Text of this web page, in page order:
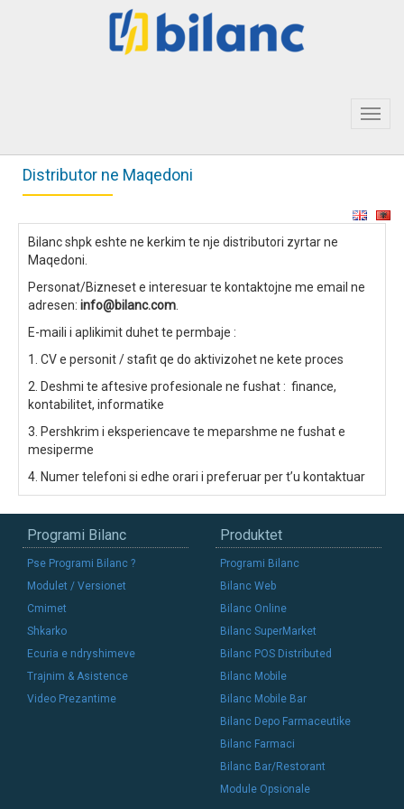
Distributor ne Maqedoni
Bilanc shpk eshte ne kerkim te nje distributori zyrtar ne
Maqedoni.
Personat/Bizneset e interesuar te kontaktojne me email ne
adresen: info@bilanc.com
E-maili i aplikimit duhet te permbaje :
1. CV e personit / stafit qe do aktivizohet ne kete proces
2. Deshmi te aftesive profesionale ne fushat : finance,
kontabilitet, informatike
3. Pershkrim i eksperiencave te meparshme ne fushat e
mesiperme
4. Numer telefoni si edhe orari i preferuar per t’u kontaktuar
Programi Bilanc
Pse Programi Bilanc ?
Modulet / Versionet
Cmimet
Shkarko
Ecuria e ndryshimeve
Trajnim & Asistence
Video Prezantime
Produktet
Programi Bilanc
Bilanc Web
Bilanc Online
Bilanc SuperMarket
Bilanc POS Distributed
Bilanc Mobile
Bilanc Mobile Bar
Bilanc Depo Farmaceutike
Bilanc Farmaci
Bilanc Bar/Restorant
Module Opsionale